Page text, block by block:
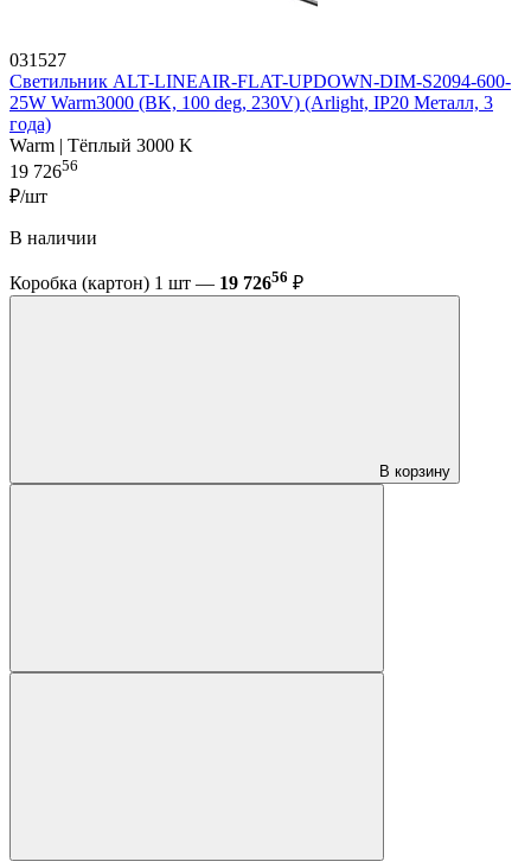
031527
Светильник ALT-LINEAIR-FLAT-UPDOWN-DIM-S2094-600-
25W Warm3000 (BK, 100 deg, 230V) (Arlight, IP20 Металл, 3
года)
Warm | Тёплый 3000 K
19 72656
₽/шт
В наличии
Коробка (картон) 1 шт — 19 72656 ₽
В корзину